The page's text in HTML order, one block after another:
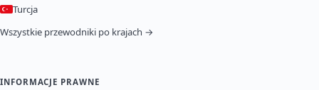
Turcja
Wszystkie przewodniki po krajach →
INFORMACJE PRAWNE